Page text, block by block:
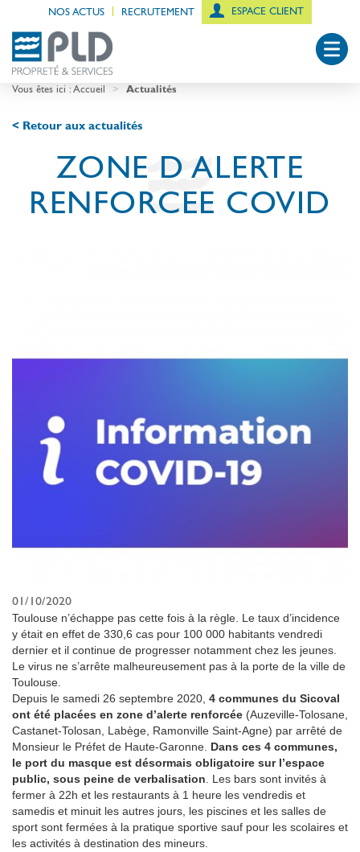
NOS ACTUS RECRUTEMENT ESPACE CLIENT
Vous êtes ici : Accueil Actualités
< Retour aux actualités
ZONE D ALERTE
RENFORCEE COVID
01/10/2020
Toulouse n’échappe pas cette fois à la règle. Le taux d’incidence
y était en effet de 330,6 cas pour 100 000 habitants vendredi
dernier et il continue de progresser notamment chez les jeunes.
Le virus ne s’arrête malheureusement pas à la porte de la ville de
Toulouse.
Depuis le samedi 26 septembre 2020, 4 communes du Sicoval
ont été placées en zone d’alerte renforcée (Auzeville-Tolosane,
Castanet-Tolosan, Labège, Ramonville Saint-Agne) par arrêté de
Monsieur le Préfet de Haute-Garonne. Dans ces 4 communes,
le port du masque est désormais obligatoire sur l’espace
public, sous peine de verbalisation . Les bars sont invités à
fermer à 22h et les restaurants à 1 heure les vendredis et
samedis et minuit les autres jours, les piscines et les salles de
sport sont fermées à la pratique sportive sauf pour les scolaires et
les activités à destination des mineurs.